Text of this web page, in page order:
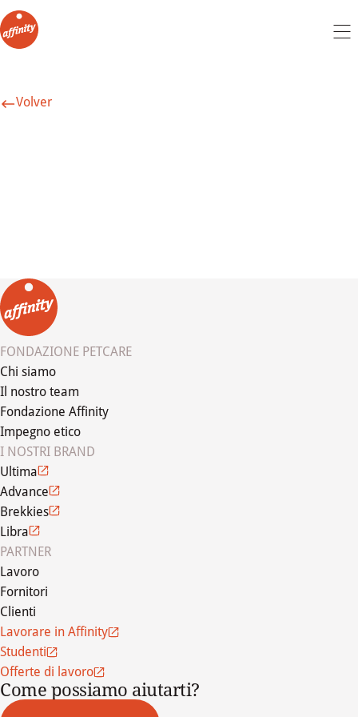
Volver
FONDAZIONE PETCARE
Chi siamo
Il nostro team
Fondazione Affinity
Impegno etico
I NOSTRI BRAND
Ultima
Advance
Brekkies
Libra
PARTNER
Lavoro
Fornitori
Clienti
Lavorare in Affinity
Studenti
Offerte di lavoro
Come possiamo aiutarti?